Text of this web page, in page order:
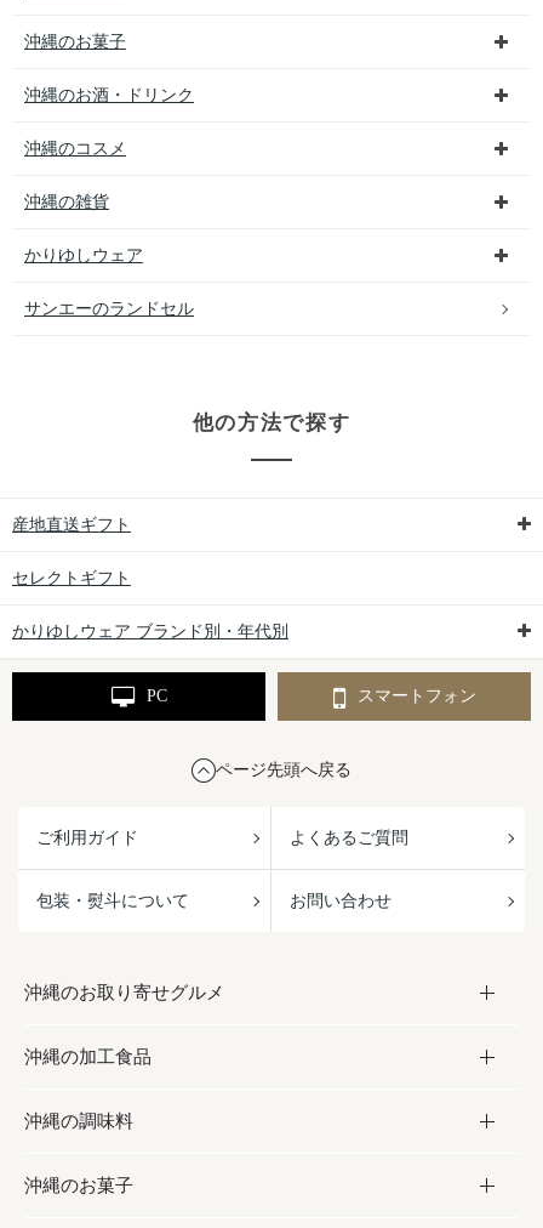
沖縄のお菓子
沖縄のお酒・ドリンク
沖縄のコスメ
沖縄の雑貨
かりゆしウェア
サンエーのランドセル
他の方法で探す
産地直送ギフト
セレクトギフト
かりゆしウェア ブランド別・年代別
PC スマートフォン
ページ先頭へ戻る
ご利用ガイド よくあるご質問
包装・熨斗について お問い合わせ
沖縄のお取り寄せグルメ
お取り寄せグルメ
フルーツ・野菜
お肉
沖縄の加工食品
加工食品
缶詰／パウチ
沖縄の調味料
調味料
沖縄のお菓子